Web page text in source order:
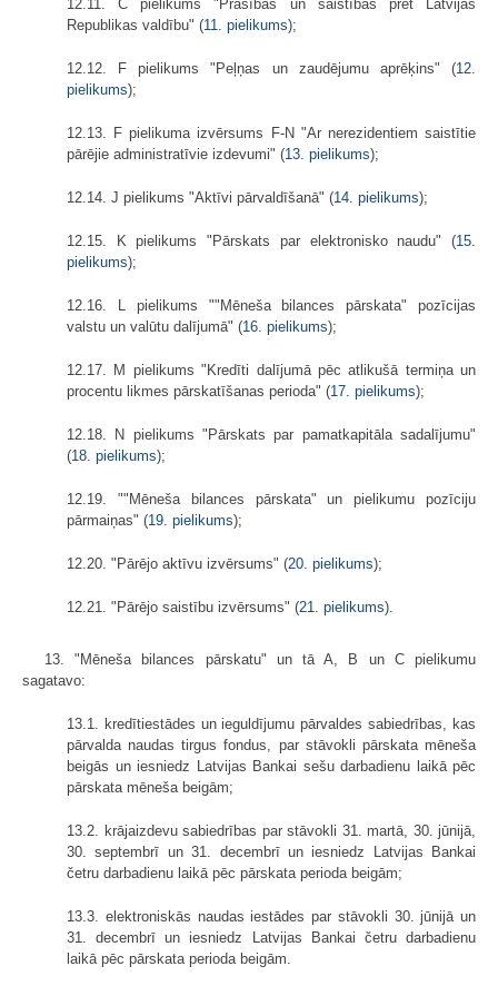
12.11. C pielikums "Prasības un saistības pret Latvijas
Republikas valdību" (11. pielikums);
12.12. F pielikums "Peļņas un zaudējumu aprēķins" (12.
pielikums);
12.13. F pielikuma izvērsums F-N "Ar nerezidentiem saistītie
pārējie administratīvie izdevumi" (13. pielikums);
12.14. J pielikums "Aktīvi pārvaldīšanā" (14. pielikums);
12.15. K pielikums "Pārskats par elektronisko naudu" (15.
pielikums);
12.16. L pielikums ""Mēneša bilances pārskata" pozīcijas
valstu un valūtu dalījumā" (16. pielikums);
12.17. M pielikums "Kredīti dalījumā pēc atlikušā termiņa un
procentu likmes pārskatīšanas perioda" (17. pielikums);
12.18. N pielikums "Pārskats par pamatkapitāla sadalījumu"
(18. pielikums);
12.19. ""Mēneša bilances pārskata" un pielikumu pozīciju
pārmaiņas" (19. pielikums);
12.20. "Pārējo aktīvu izvērsums" (20. pielikums);
12.21. "Pārējo saistību izvērsums" (21. pielikums).
13. "Mēneša bilances pārskatu" un tā A, B un C pielikumu
sagatavo:
13.1. kredītiestādes un ieguldījumu pārvaldes sabiedrības, kas
pārvalda naudas tirgus fondus, par stāvokli pārskata mēneša
beigās un iesniedz Latvijas Bankai sešu darbadienu laikā pēc
pārskata mēneša beigām;
13.2. krājaizdevu sabiedrības par stāvokli 31. martā, 30. jūnijā,
30. septembrī un 31. decembrī un iesniedz Latvijas Bankai
četru darbadienu laikā pēc pārskata perioda beigām;
13.3. elektroniskās naudas iestādes par stāvokli 30. jūnijā un
31. decembrī un iesniedz Latvijas Bankai četru darbadienu
laikā pēc pārskata perioda beigām.